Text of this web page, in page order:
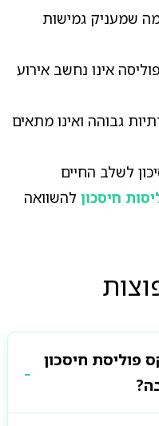
שמעניק גמישות
אינו נחשב אירוע
גבוהה ואינו מתאים
לשלב החיים
חיסכוןלהשוואה
פוליסת חיסכון